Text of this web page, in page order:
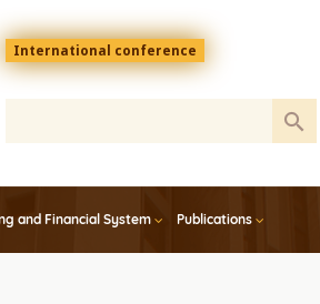
Menu
top
En
International conference
and Financial System Publications